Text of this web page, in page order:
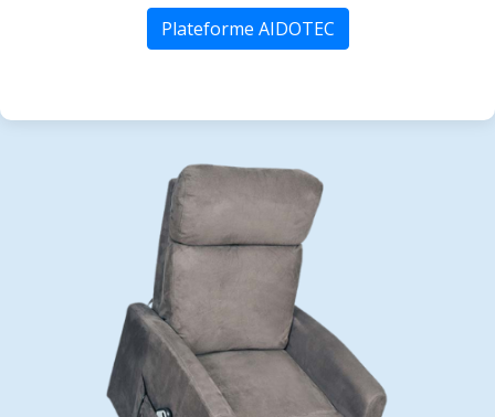
Plateforme AIDOTEC